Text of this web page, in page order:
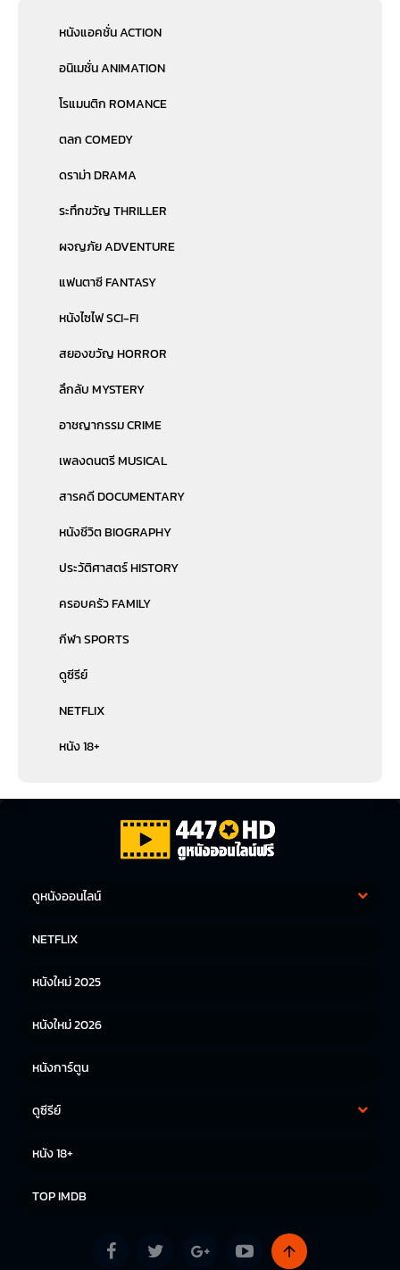
หนังแอคชั่น ACTION
อนิเมชั่น ANIMATION
โรแมนติก ROMANCE
ตลก COMEDY
ดราม่า DRAMA
ระทึกขวัญ THRILLER
ผจญภัย ADVENTURE
แฟนตาซี FANTASY
หนังไซไฟ SCI-FI
สยองขวัญ HORROR
ลึกลับ MYSTERY
อาชญากรรม CRIME
เพลงดนตรี MUSICAL
สารคดี DOCUMENTARY
หนังชีวิต BIOGRAPHY
ประวัติศาสตร์ HISTORY
ครอบครัว FAMILY
กีฬา SPORTS
ดูซีรีย์
NETFLIX
หนัง 18+
ดูหนังออนไลน์
หนังญี่ปุ่น
NETFLIX
หนังใหม่ 2025
หนังใหม่ 2026
หนังการ์ตูน
ดูซีรีย์
หนัง 18+
TOP IMDB